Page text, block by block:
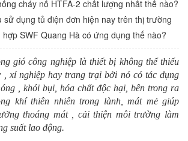
cháy nổ HTFA-2 chất lượng nhất thế nào?
sử dụng tủ điện đơn hiện nay trên thị trường
SWF Quang Hà có ứng dụng thế nào?
gió công nghiệp là thiết bị không thể thiếu
, xí nghiệp hay trang trại bởi nó có tác dụng
, khói bụi, hóa chất độc hại, bên trong ra
khí thiên nhiên trong lành, mát mẻ giúp
thoáng mát , cải thiện môi trường làm
suất lao động.